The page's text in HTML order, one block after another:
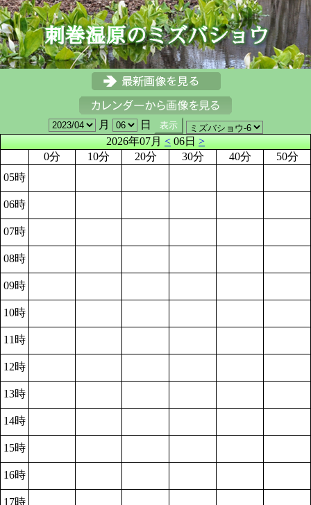
月
日
2026年07月<06日>
0分
10分 20分 30分 40分
50分
05時
06時
07時
08時
09時
10時
11時
12時
13時
14時
15時
16時
17時